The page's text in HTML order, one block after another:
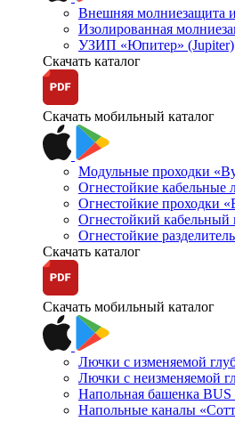
Внешняя молниезащита
Изолированная
УЗИП «Юпитер» (Jupiter)
Скачать каталог
Скачать мобильный каталог
Модульные проходки
Огнестойкие кабельные
Огнестойкие проходки
Огнестойкий кабельный
Огнестойкие
Скачать каталог
Скачать мобильный каталог
Лючки с изменяемой
Лючки с неизменяемой
Напольная башенка BUS
Напольные каналы